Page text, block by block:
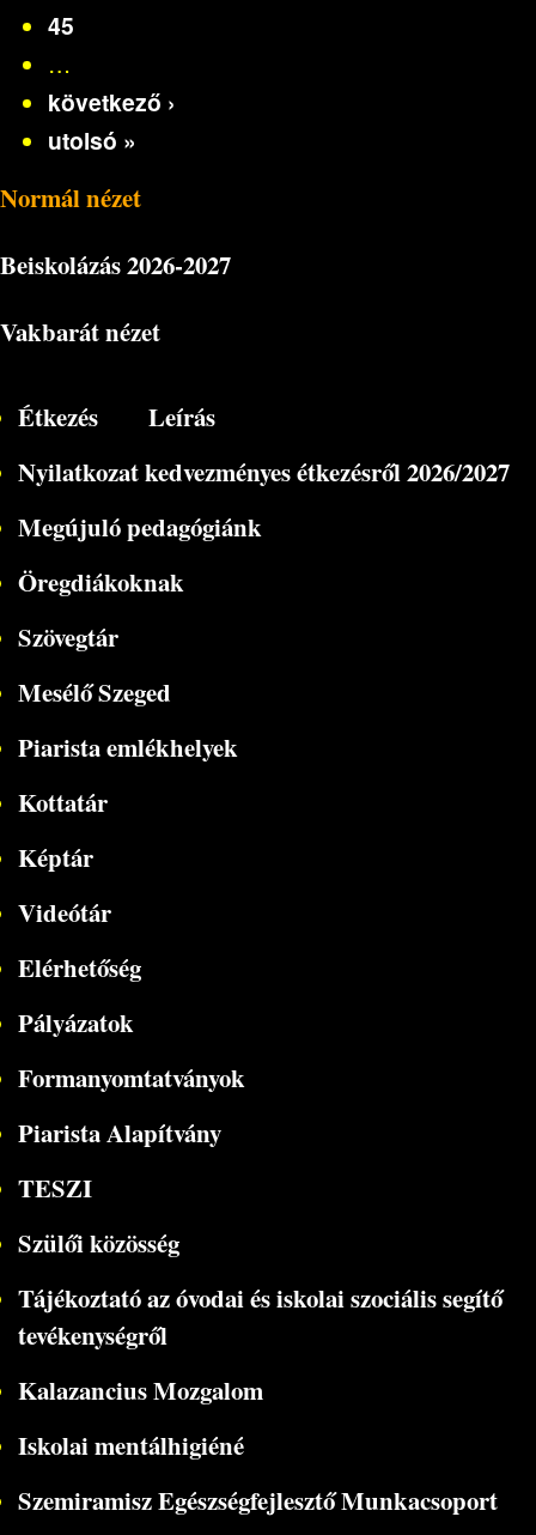
45
…
következő ›
utolsó »
Normál nézet
Beiskolázás2026-2027
Vakbarát nézet
Étkezés
Leírás
Nyilatkozat kedvezményes étkezésről 2026/2027
Megújuló pedagógiánk
Öregdiákoknak
Szövegtár
Mesélő Szeged
Piarista emlékhelyek
Kottatár
Képtár
Videótár
Elérhetőség
Pályázatok
Formanyomtatványok
Piarista Alapítvány
TESZI
Szülői közösség
Tájékoztató az óvodai és iskolai szociális segítő
tevékenységről
Kalazancius Mozgalom
Iskolai mentálhigiéné
Szemiramisz Egészségfejlesztő Munkacsoport